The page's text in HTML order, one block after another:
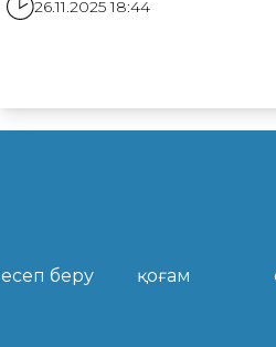
26.11.2025 18:44
есеп беру қоғам